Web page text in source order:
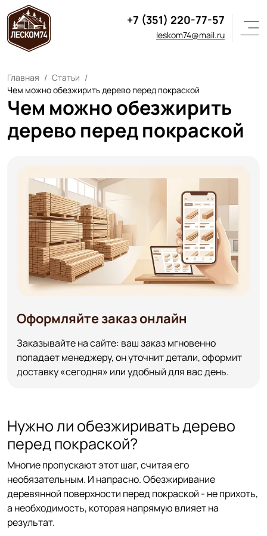
+7 (351) 220-77-57
leskom74@mail.ru
Главная
Статьи
Чем можно обезжирить дерево перед покраской
Чем можно обезжирить
дерево перед покраской
Оформляйте заказ онлайн
Заказывайте на сайте: ваш заказ мгновенно
попадает менеджеру, он уточнит детали, оформит
доставку «сегодня» или удобный для вас день.
Нужно ли обезжиривать дерево
перед покраской?
Многие пропускают этот шаг, считая его
необязательным. И напрасно. Обезжиривание
деревянной поверхности перед покраской - не прихоть,
а необходимость, которая напрямую влияет на
результат.